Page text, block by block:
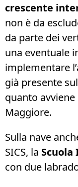
crescente
non è da
da parte dei
una eventuale
implementare
già presente
quanto
Maggiore.
Sulla nave
SICS, la
con due